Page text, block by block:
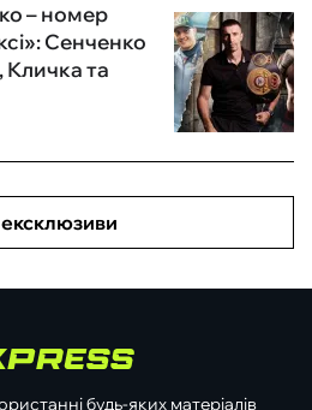
– номер
Сенченко
Кличка та
ексклюзиви
будь-яких матеріалів